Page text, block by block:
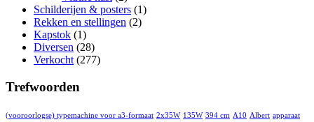
Schilderijen & posters (1)
Rekken en stellingen (2)
Kapstok (1)
Diversen (28)
Verkocht (277)
Trefwoorden
(vooroorlogse) typemachine voor a3-formaat 2x35W 135W 394 cm A10 Albert apparaat